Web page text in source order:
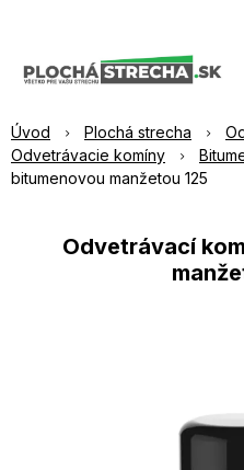
Úvod Plochá strecha
Odvetrávacie komíny
bitumenovou manžetou 125
Odvetrávací